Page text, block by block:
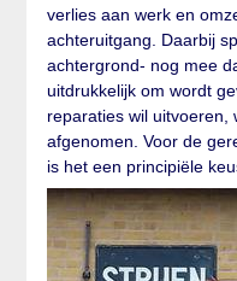
verlies aan werk en
achteruitgang. Daarbij
achtergrond- nog mee
uitdrukkelijk om wordt
reparaties wil uitvoeren,
afgenomen. Voor de
is het een principiële